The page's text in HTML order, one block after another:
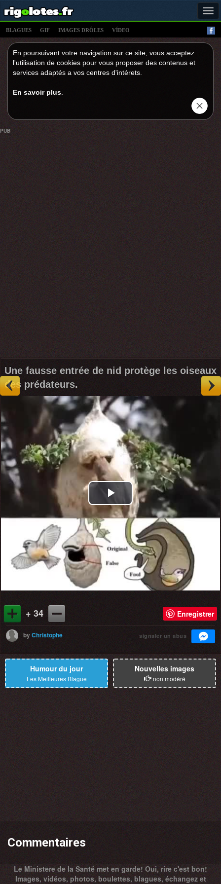
BLAGUES GIF IMAGES DRÔLES VÍDEO
En poursuivant votre navigation sur ce site, vous acceptez
l'utilisation de cookies pour vous proposer des contenus et
services adaptés a vos centres d'intérets.
En savoir plus
PUB
Une fausse entrée de nid protège les oiseaux
des prédateurs.
Play
Video
+ 34 Enregistrer
byChristophe signaler un abus
Humour du jour
Les Meilleures Blague
Nouvelles images
non modéré
Commentaires
Le Ministere de la Santé met en garde! Oui, rire c'est bon!
Images, vidéos, photos, boulettes, blagues, échangez et